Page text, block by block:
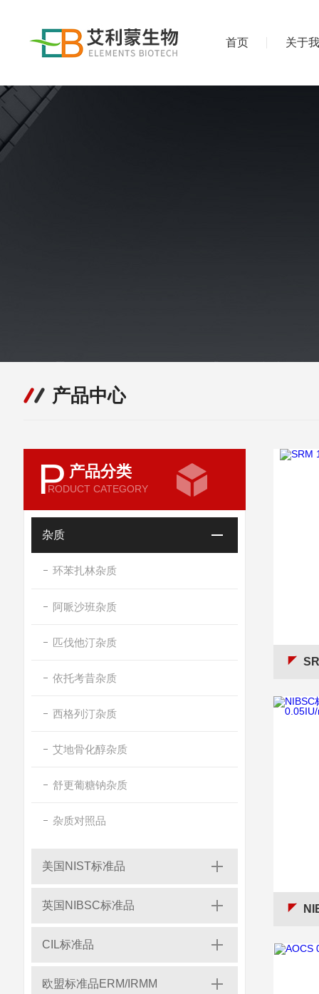
首页 关于
产品中心
P 产品分类
RODUCT CATEGORY
杂质
环苯扎林杂质
阿哌沙班杂质
匹伐他汀杂质
依托考昔杂质
西格列汀杂质
艾地骨化醇杂质
舒更葡糖钠杂质
杂质对照品
美国NIST标准品
英国NIBSC标准品
CIL标准品
欧盟标准品ERM/IRMM